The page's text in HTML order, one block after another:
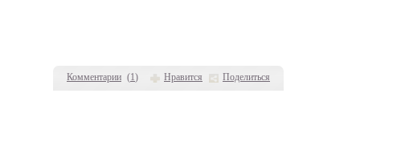
Комментарии (1) Нравится Поделиться